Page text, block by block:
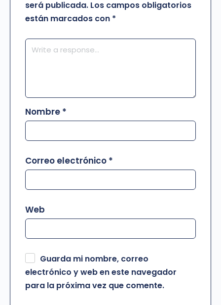
será publicada. Los campos obligatorios
están marcados con *
Nombre *
Correo electrónico *
Web
Guarda mi nombre, correo
electrónico y web en este navegador
para la próxima vez que comente.